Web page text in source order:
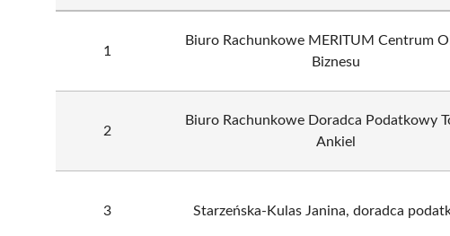
1
Biuro Rachunkowe MERITUM Centrum
Biznesu
2
Biuro Rachunkowe Doradca Podatkowy
Ankiel
3 Starzeńska-Kulas Janina, doradca